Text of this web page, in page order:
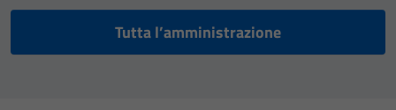
Tutta l’amministrazione